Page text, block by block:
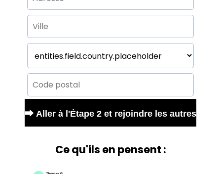
⮕ Aller à l'Étape 2 et rejoindre les autres
Ce qu'ils en pensent :